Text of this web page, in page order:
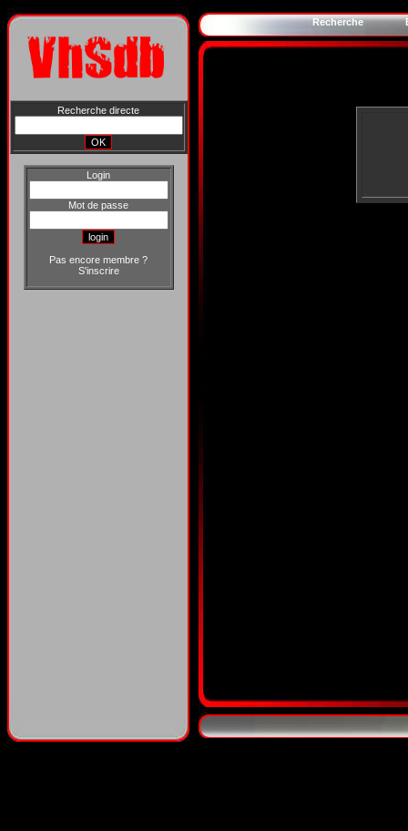
Recherche directe
Login
Mot de passe
Pas encore membre ?
S'inscrire
Recherche